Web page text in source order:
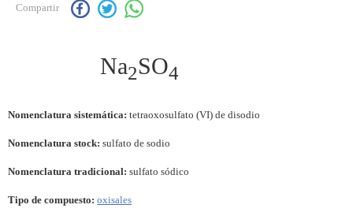
Compartir
Na2SO4
Nomenclatura sistemática: tetraoxosulfato (VI) de disodio
Nomenclatura stock: sulfato de sodio
Nomenclatura tradicional: sulfato sódico
Tipo de compuesto: oxisales